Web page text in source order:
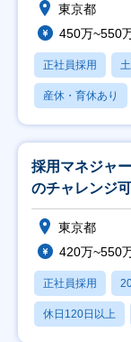
東京都
450万~550
正社員採用
産休・育休あり
採用マネジャ
のチャレンジ可
東京都
420万~550
正社員採用
休日120日以上